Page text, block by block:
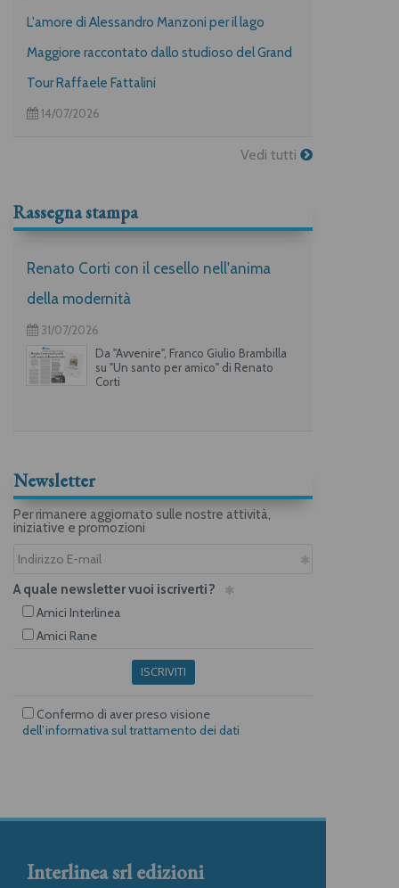
L'amore di Alessandro Manzoni per il lago
Maggiore raccontato dallo studioso del Grand
Tour Raffaele Fattalini
14/07/2026
Vedi tutti
Rassegna stampa
Renato Corti con il cesello nell'anima
della modernità
31/07/2026
Da "Avvenire", Franco Giulio Brambilla
su "Un santo per amico" di Renato
Corti
Newsletter
Per rimanere aggiornato sulle nostre attività,
iniziative e promozioni
A quale newsletter vuoi iscriverti?
Amici Interlinea
Amici Rane
ISCRIVITI
Confermo di aver preso visione
dell’informativa sul trattamento dei dati
Interlinea srl edizioni